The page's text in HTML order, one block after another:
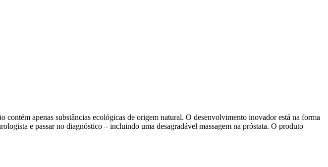
apenas substâncias ecológicas de origem natural. O desenvolvimento inovador está na forma
e passar no diagnóstico – incluindo uma desagradável massagem na próstata. O produto